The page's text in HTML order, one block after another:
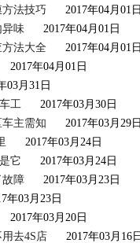
法技巧
2017年04月01
异味
2017年04月01日
法大全
2017年04月01
2017年04月01日
03月31日
工
2017年03月30日
主需知
2017年03月29
2017年03月24日
它
2017年03月24日
故障
2017年03月23日
年03月23日
2017年03月20日
去4S店
2017年03月16